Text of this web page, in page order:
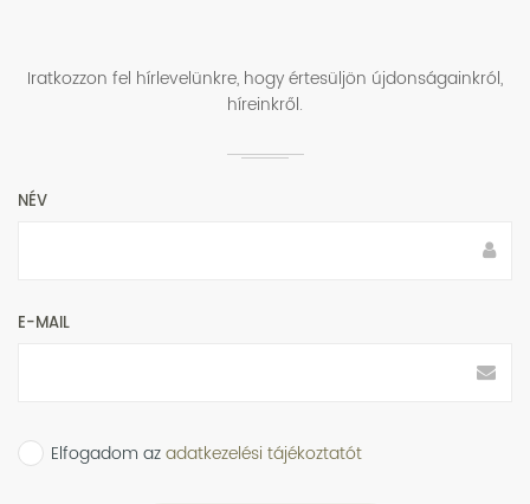
Iratkozzon fel hírlevelünkre, hogy értesüljön újdonságainkról,
híreinkről.
NÉV
E-MAIL
Elfogadom azadatkezelési tájékoztatót